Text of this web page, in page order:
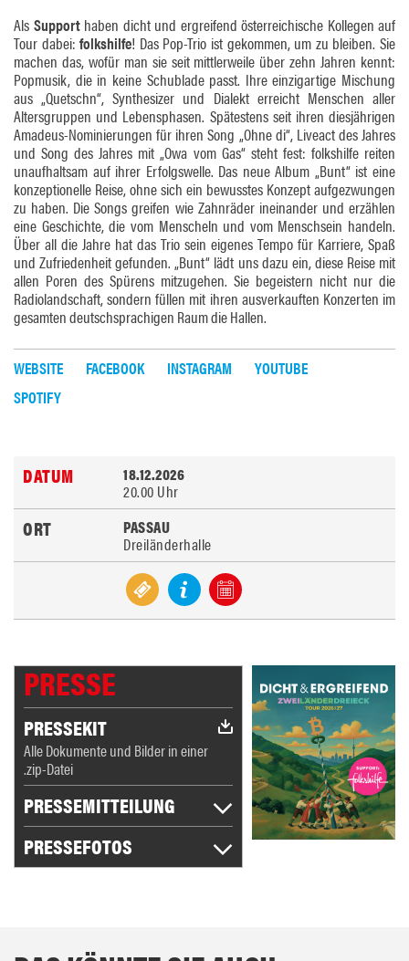
Als Supporthaben dicht und ergreifend österreichische Kollegen auf
Tour dabei:folkshilfe! Das Pop-Trio ist gekommen, um zu bleiben. Sie
machen das, wofür man sie seit mittlerweile über zehn Jahren kennt:
Popmusik, die in keine Schublade passt. Ihre einzigartige Mischung
aus „Quetschn“, Synthesizer und Dialekt erreicht Menschen aller
Altersgruppen und Lebensphasen. Spätestens seit ihren diesjährigen
Amadeus-Nominierungen für ihren Song „Ohne di“, Liveact des Jahres
und Song des Jahres mit „Owa vom Gas“ steht fest: folkshilfe reiten
unaufhaltsam auf ihrer Erfolgswelle. Das neue Album „Bunt“ ist eine
konzeptionelle Reise, ohne sich ein bewusstes Konzept aufgezwungen
zu haben. Die Songs greifen wie Zahnräder ineinander und erzählen
eine Geschichte, die vom Menscheln und vom Menschsein handeln.
Über all die Jahre hat das Trio sein eigenes Tempo für Karriere, Spaß
und Zufriedenheit gefunden. „Bunt“ lädt uns dazu ein, diese Reise mit
allen Poren des Spürens mitzugehen. Sie begeistern nicht nur die
Radiolandschaft, sondern füllen mit ihren ausverkauften Konzerten im
gesamten deutschsprachigen Raum die Hallen.
WEBSITE FACEBOOK INSTAGRAM
YOUTUBE
SPOTIFY
18.12.2026
20.00 Uhr
PASSAU
Dreiländerhalle
PRESSE
PRESSEKIT
Alle Dokumente und Bilder in einer
.zip-Datei
PRESSEMITTEILUNG
PRESSEFOTOS